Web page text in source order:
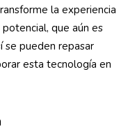
la experiencia
que aún es
se pueden repasar
esta tecnología en